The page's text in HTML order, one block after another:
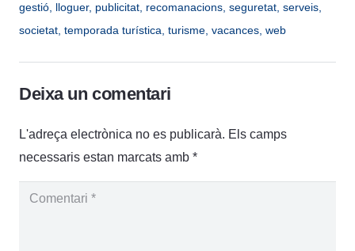
gestió lloguer, publicitat recomanacions seguretat serveis
societat temporada turística turisme vacances web
Deixa un comentari
L'adreça electrònica no es publicarà. Els camps
necessaris estan marcats amb *